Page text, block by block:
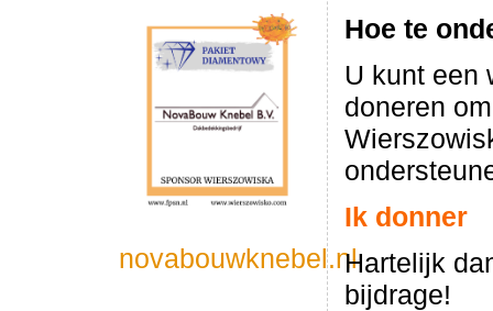
novabouwknebel.nl
Hoe te
U kunt een
doneren
Ik donner
Hartelijk
bijdrage!